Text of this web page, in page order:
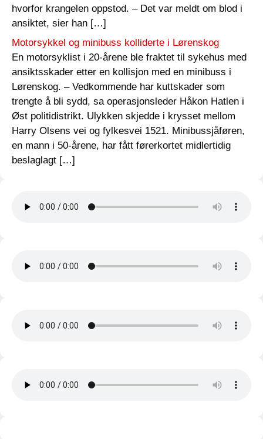
hvorfor krangelen oppstod. – Det var meldt om blod i
ansiktet, sier han […]
Motorsykkel og minibuss kolliderte i Lørenskog
En motorsyklist i 20-årene ble fraktet til sykehus med
ansiktsskader etter en kollisjon med en minibuss i
Lørenskog. – Vedkommende har kuttskader som
trengte å bli sydd, sa operasjonsleder Håkon Hatlen i
Øst politidistrikt. Ulykken skjedde i krysset mellom
Harry Olsens vei og fylkesvei 1521. Minibussjåføren,
en mann i 50-årene, har fått førerkortet midlertidig
beslaglagt […]